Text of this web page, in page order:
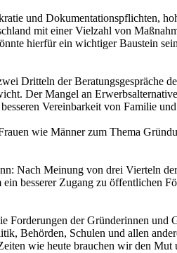
und Dokumentationspflichten,
mit einer Vielzahl von
hierfür ein wichtiger Baustein
Dritteln der Beratungsgespräche
Der Mangel an
Vereinbarkeit von Familie
wie Männer zum Thema
Nach Meinung von drei Vierteln
besserer Zugang zu öffentlichen
der Gründerinnen und
Behörden, Schulen und allen
wie heute brauchen wir den